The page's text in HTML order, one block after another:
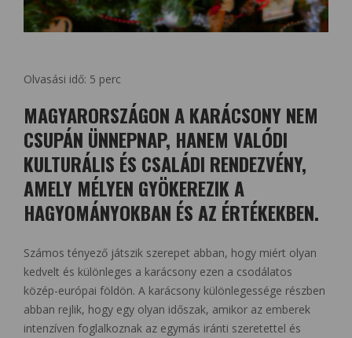
Olvasási idő: 5 perc
MAGYARORSZÁGON A KARÁCSONY NEM
CSUPÁN ÜNNEPNAP, HANEM VALÓDI
KULTURÁLIS ÉS CSALÁDI RENDEZVÉNY,
AMELY MÉLYEN GYÖKEREZIK A
HAGYOMÁNYOKBAN ÉS AZ ÉRTÉKEKBEN.
Számos tényező játszik szerepet abban, hogy miért olyan
kedvelt és különleges a karácsony ezen a csodálatos
közép-európai földön. A karácsony különlegessége részben
abban rejlik, hogy egy olyan időszak, amikor az emberek
intenzíven foglalkoznak az egymás iránti szeretettel és